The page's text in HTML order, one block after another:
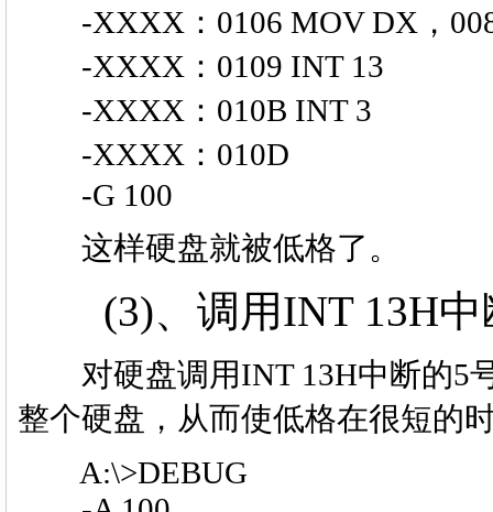
-XXXX：0106 MOV DX，
-XXXX：0109 INT 13
-XXXX：010B INT 3
-XXXX：010D
-G 100
这样硬盘就被低格了。
(3)、调用INT 13H中
对硬盘调用INT 13H中断的5
整个硬盘，从而使低格在很短的
A:\>DEBUG